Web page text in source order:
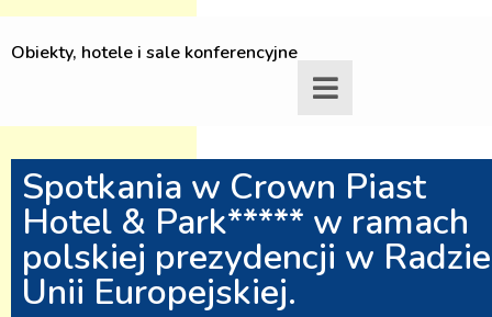
Obiekty, hotele i sale konferencyjne
Spotkania w Crown Piast
Hotel & Park***** w ramach
polskiej prezydencji w Radzie
Unii Europejskiej.